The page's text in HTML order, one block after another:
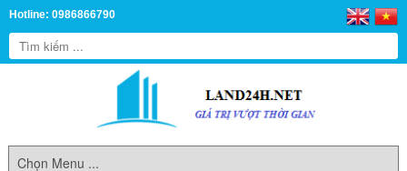
Hotline: 0986866790